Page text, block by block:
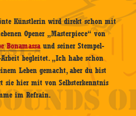
Künstlerin wird direkt schon mit
Opener „Masterpiece“ von
Bonamassaund seiner Stempel-
begleitet. „Ich habe schon
Leben gemacht, aber du bist
sie hier mit von Selbsterkenntnis
im Refrain.